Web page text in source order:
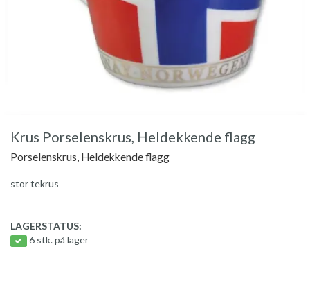
Krus Porselenskrus, Heldekkende flagg
Porselenskrus, Heldekkende flagg
stor tekrus
LAGERSTATUS:
6 stk. på lager